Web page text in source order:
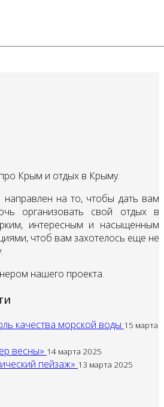
Крым и отдых в Крыму.
направлен на то, чтобы дать вам
организовать свой отдых в
интересным и насыщенным
чтоб вам захотелось еще не
нашего проекта.
качества морской воды 15 марта
весны» 14 марта 2025
пейзаж» 13 марта 2025